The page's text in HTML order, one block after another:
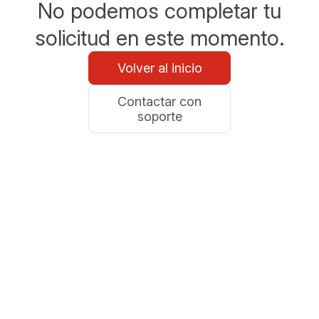
No podemos completar tu
solicitud en este momento.
Volver al inicio
Contactar con
soporte